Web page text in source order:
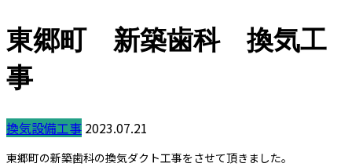
東郷町 新築歯科 換気工
事
換気設備工事 2023.07.21
東郷町の新築歯科の換気ダクト工事をさせて頂きました。